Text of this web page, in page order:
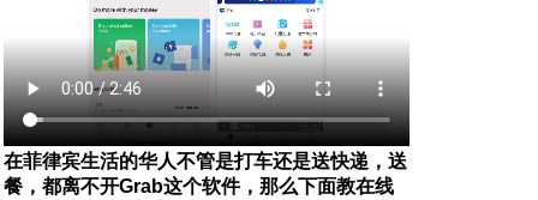
在菲律宾生活的华人不管是打车还是送快递，送
餐，都离不开Grab这个软件，那么下面教在线